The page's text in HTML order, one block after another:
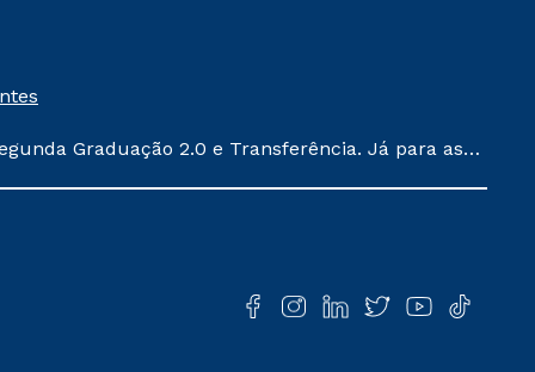
Graduação 2.0 e Transferência. Já para as